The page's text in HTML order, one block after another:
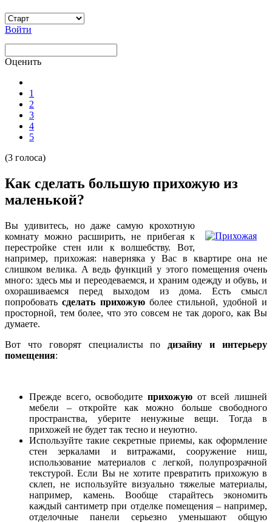
Войти
Оценить
1
2
3
4
5
(3 голоса)
Как сделать большую прихожую из
маленькой?
Вы удивитесь, но даже самую крохотную
комнату можно расширить, не прибегая к
перестройке стен или к волшебству. Вот,
например, прихожая: наверняка у Вас в квартире она не
слишком велика. А ведь функций у этого помещения очень
много: здесь мы и переодеваемся, и храним одежду и обувь, и
охорашиваемся перед выходом из дома. Есть смысл
попробоватьсделать прихожуюболее стильной, удобной и
просторной, тем более, что это совсем не так дорого, как Вы
думаете.
Вот что говорят специалисты по дизайну и интерьеру
помещения:
Прежде всего, освободите прихожую от всей лишней
мебели – откройте как можно больше свободного
пространства, уберите ненужные вещи. Тогда в
прихожей не будет так тесно и неуютно.
Используйте такие секретные приемы, как оформление
стен зеркалами и витражами, сооружение ниш,
использование материалов с легкой, полупрозрачной
текстурой. Если Вы не хотите превратить прихожую в
склеп, не используйте визуально тяжелые материалы,
например, камень. Вообще старайтесь экономить
каждый сантиметр при отделке помещения – например,
отделочные панели серьезно уменьшают общую